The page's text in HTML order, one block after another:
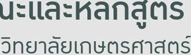
ทยาลัยเกษตรศาสตร์